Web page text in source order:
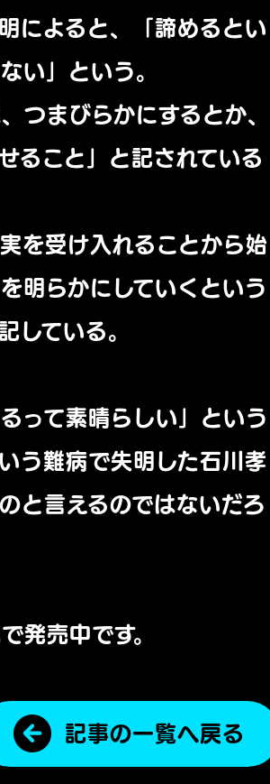
によると、「諦めるとい
い」という。
つまびらかにするとか、
ること」と記されている
を受け入れることから始
明らかにしていくという
している。
って素晴らしい」という
う難病で失明した石川孝
と言えるのではないだろ
発売中です。
記事の一覧へ戻る